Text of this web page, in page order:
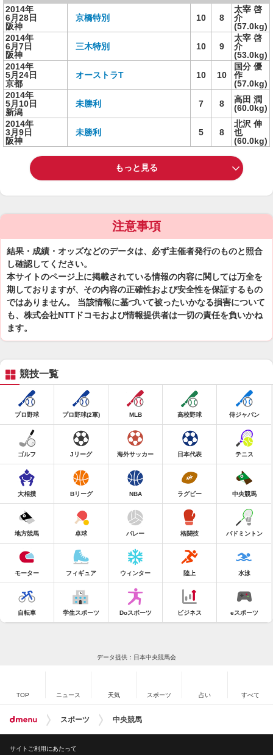
2014年
6月28日
阪神
京橋特別 10 8
太宰 啓
介
(57.0kg)
2014年
6月7日
阪神
三木特別 10 9
太宰 啓
介
(53.0kg)
2014年
5月24日
京都
オーストラT 10 10
国分 優
作
(57.0kg)
2014年
5月10日
新潟
未勝利 7 8
高田 潤
(60.0kg)
2014年
3月9日
阪神
未勝利 5 8
北沢 伸
也
(60.0kg)
もっと見る
注意事項
結果・成績・オッズなどのデータは、必ず主催者発行のものと照合
し確認してください。
本サイトのページ上に掲載されている情報の内容に関しては万全を
期しておりますが、その内容の正確性および安全性を保証するもの
ではありません。 当該情報に基づいて被ったいかなる損害について
も、株式会社NTTドコモおよび情報提供者は一切の責任を負いかね
ます。
競技一覧
プロ野球 プロ野球(2軍) MLB 高校野球 侍ジャパン
ゴルフ Jリーグ 海外サッカー 日本代表 テニス
大相撲 Bリーグ NBA ラグビー 中央競馬
地方競馬 卓球 バレー 格闘技 バドミントン
モーター フィギュア ウィンター 陸上 水泳
自転車 学生スポーツ Doスポーツ ビジネス eスポーツ
データ提供：日本中央競馬会
TOP ニュース 天気 スポーツ 占い すべて
スポーツ 中央競馬
サイトご利用にあたって